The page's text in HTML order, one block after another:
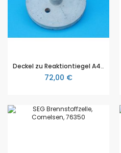
Deckel zu Reaktiontiegel A4 für Demo - Baukasten Thermit - Versuch (Aluminothermie)
72,00 €